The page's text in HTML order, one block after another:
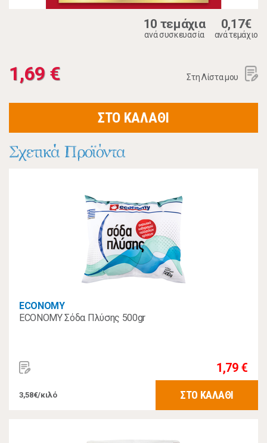
10 τεμάχια
ανά συσκευασία
0,17€
ανά τεμάχιο
1,69 € Στη Λίστα μου
ΣΤΟ ΚΑΛΑΘΙ
Σχετικά Προϊόντα
ECONOMY
ECONOMY Σόδα Πλύσης 500gr
1,79 €
3,58€/κιλό ΣΤΟ ΚΑΛΑΘΙ